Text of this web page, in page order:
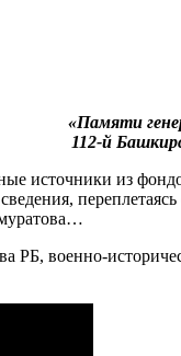
«Памяти
112-й
источники из
РБ, военно-